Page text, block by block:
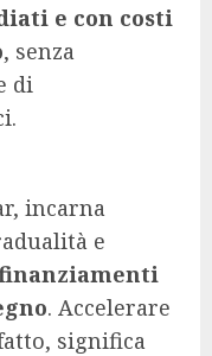
e con costi
, senza
di
incarna
e
. Accelerare
significa